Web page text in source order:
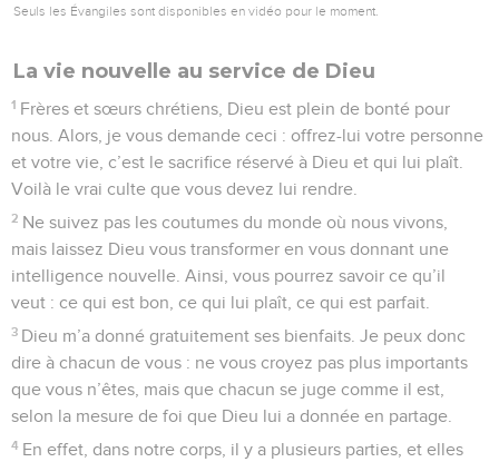
Seuls les Évangiles sont disponibles en vidéo pour le moment.
La vie nouvelle au service de Dieu
1 Frères et sœurs chrétiens, Dieu est plein de bonté pour
nous. Alors, je vous demande ceci : offrez-lui votre personne
et votre vie, c’est le sacrifice réservé à Dieu et qui lui plaît.
Voilà le vrai culte que vous devez lui rendre.
2 Ne suivez pas les coutumes du monde où nous vivons,
mais laissez Dieu vous transformer en vous donnant une
intelligence nouvelle. Ainsi, vous pourrez savoir ce qu’il
veut : ce qui est bon, ce qui lui plaît, ce qui est parfait.
3 Dieu m’a donné gratuitement ses bienfaits. Je peux donc
dire à chacun de vous : ne vous croyez pas plus importants
que vous n’êtes, mais que chacun se juge comme il est,
selon la mesure de foi que Dieu lui a donnée en partage.
4 En effet, dans notre corps, il y a plusieurs parties, et elles